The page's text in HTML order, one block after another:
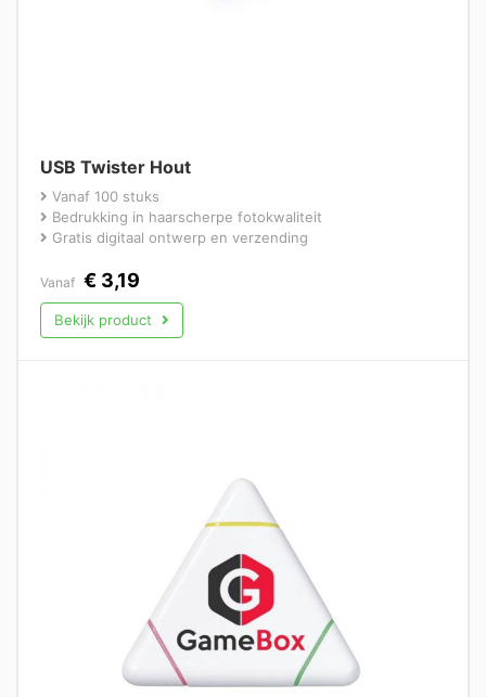
USB Twister Hout
Vanaf 100 stuks
Bedrukking in haarscherpe fotokwaliteit
Gratis digitaal ontwerp en verzending
Vanaf € 3,19
Bekijk product